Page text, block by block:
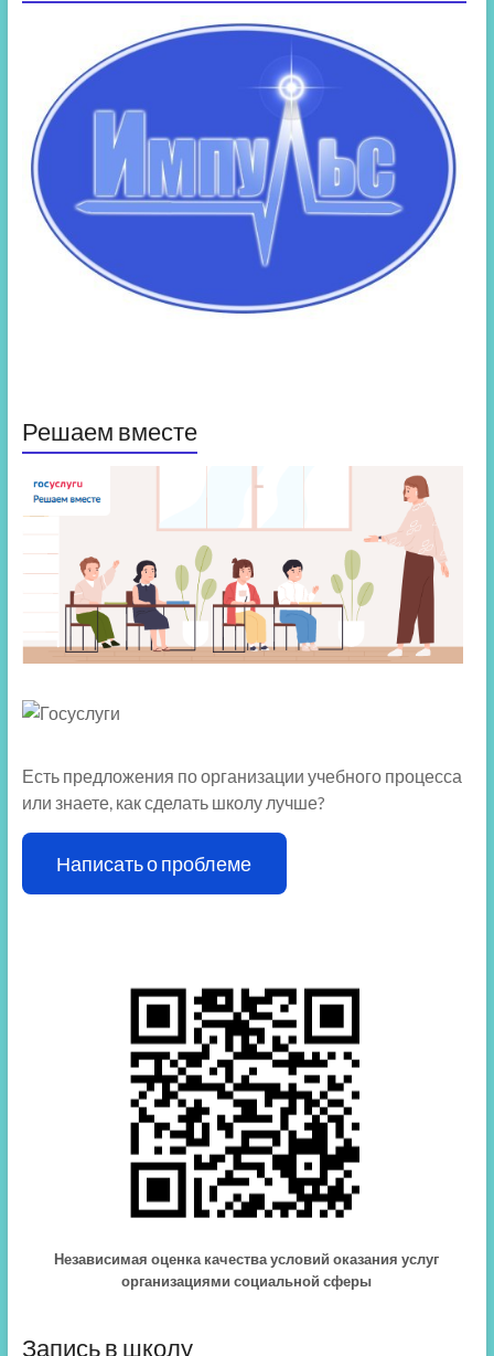
Решаем вместе
Есть предложения по организации учебного процесса
или знаете, как сделать школу лучше?
Написать о проблеме
Независимая оценка качества условий оказания услуг
организациями социальной сферы
Запись в школу